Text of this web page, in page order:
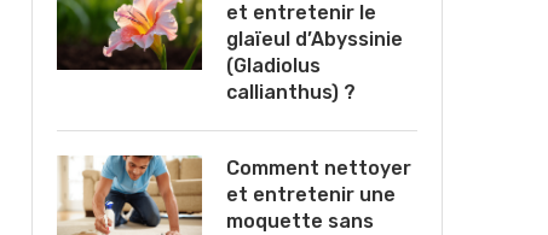
et entretenir le
glaïeul d’Abyssinie
(Gladiolus
callianthus) ?
Comment nettoyer
et entretenir une
moquette sans